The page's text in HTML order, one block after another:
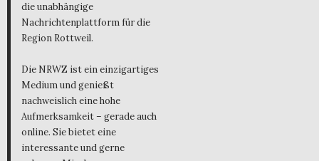
die unabhängige
Nachrichtenplattform für die
Region Rottweil.
Die NRWZ ist ein einzigartiges
Medium und genießt
nachweislich eine hohe
Aufmerksamkeit – gerade auch
online. Sie bietet eine
interessante und gerne